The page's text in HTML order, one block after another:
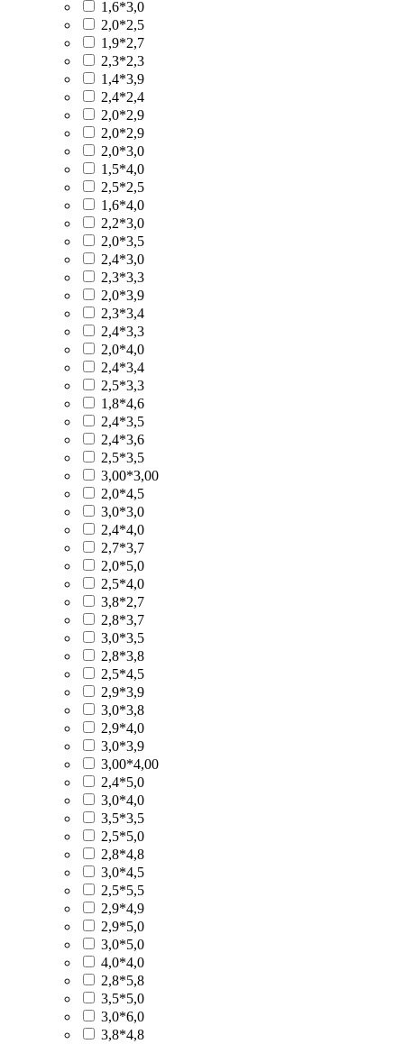
1,6*3,0
2,0*2,5
1,9*2,7
2,3*2,3
1,4*3,9
2,4*2,4
2,0*2,9
2,0*2,9
2,0*3,0
1,5*4,0
2,5*2,5
1,6*4,0
2,2*3,0
2,0*3,5
2,4*3,0
2,3*3,3
2,0*3,9
2,3*3,4
2,4*3,3
2,0*4,0
2,4*3,4
2,5*3,3
1,8*4,6
2,4*3,5
2,4*3,6
2,5*3,5
3,00*3,00
2,0*4,5
3,0*3,0
2,4*4,0
2,7*3,7
2,0*5,0
2,5*4,0
3,8*2,7
2,8*3,7
3,0*3,5
2,8*3,8
2,5*4,5
2,9*3,9
3,0*3,8
2,9*4,0
3,0*3,9
3,00*4,00
2,4*5,0
3,0*4,0
3,5*3,5
2,5*5,0
2,8*4,8
3,0*4,5
2,5*5,5
2,9*4,9
2,9*5,0
3,0*5,0
4,0*4,0
2,8*5,8
3,5*5,0
3,0*6,0
3,8*4,8